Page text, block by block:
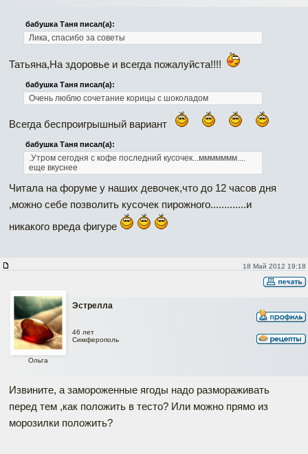
бабушка Таня писал(а):
Лика, спасибо за советы
Татьяна,На здоровье и всегда пожалуйста!!!!
бабушка Таня писал(а):
Очень люблю сочетание корицы с шоколадом
Всегда беспроигрышный вариант
бабушка Таня писал(а):
.Утром сегодня с кофе последний кусочек...ммммммм....
еще вкуснее
Читала на форуме у наших девочек,что до 12 часов дня
,можно себе позволить кусочек пирожного.............и
никакого вреда фигуре
18 Май 2012 19:18
Эстрелла
Ольга
46 лет
Симферополь
Извините, а замороженные ягоды надо размораживать
перед тем ,как положить в тесто? Или можно прямо из
морозилки положить?